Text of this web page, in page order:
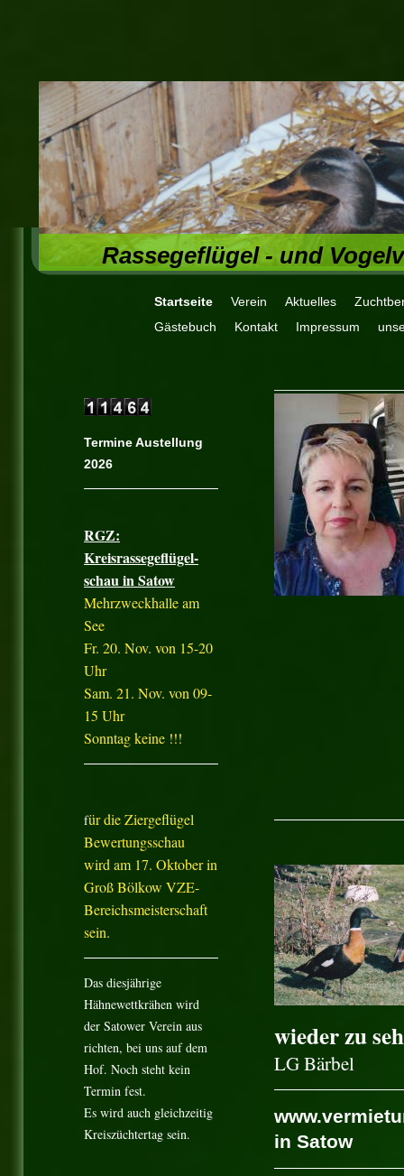
Rassegeflügel - und
Startseite Verein Aktuelles
Gästebuch
Kontakt Impressum
wieder zu
LG Bärbel
in Satow
Termine Austellung
2026
RGZ:
Kreisrassegeflügel-
schau in Satow
Mehrzweckhalle am
See
Fr. 20. Nov. von 15-20
Uhr
Sam. 21. Nov. von 09-
15 Uhr
Sonntag keine !!!
für die Ziergeflügel
Bewertungsschau
wird am 17. Oktober in
Groß Bölkow VZE-
Bereichsmeisterschaft
sein.
Das diesjährige
Hähnewettkrähen wird
der Satower Verein aus
richten, bei uns auf dem
Hof. Noch steht kein
Termin fest.
Es wird auch gleichzeitig
Kreiszüchtertag sein.